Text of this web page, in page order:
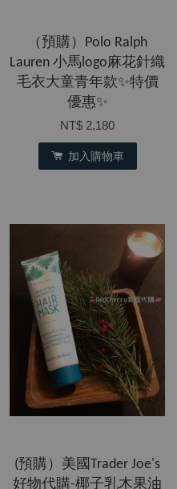
（預購）Polo Ralph
Lauren 小馬logo麻花針織
毛衣大童青年款✨特價
優惠✨
NT$ 2,180
加入購物車
(預購）美國Trader Joe's
好物代購-椰子乳木果油